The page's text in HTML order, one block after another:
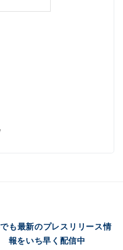
も最新のプレスリリース情
報をいち早く配信中